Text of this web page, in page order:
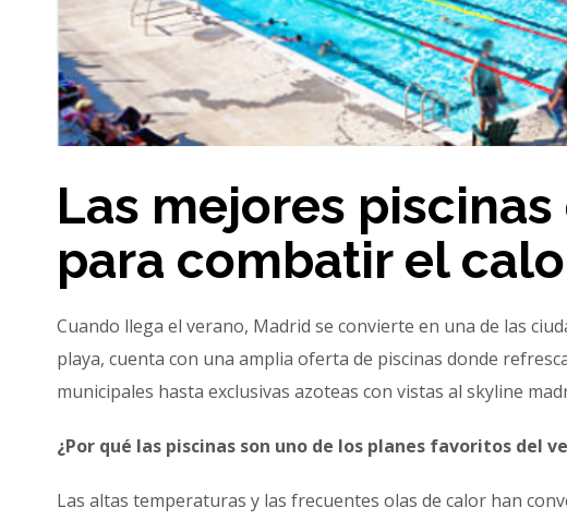
Las mejores
para combatir el
Cuando llega el verano, Madrid se convierte en una de las
playa, cuenta con una amplia oferta de piscinas donde
municipales hasta exclusivas azoteas con vistas al skyline
¿Por qué las piscinas son uno de los planes favoritos del
Las altas temperaturas y las frecuentes olas de calor han